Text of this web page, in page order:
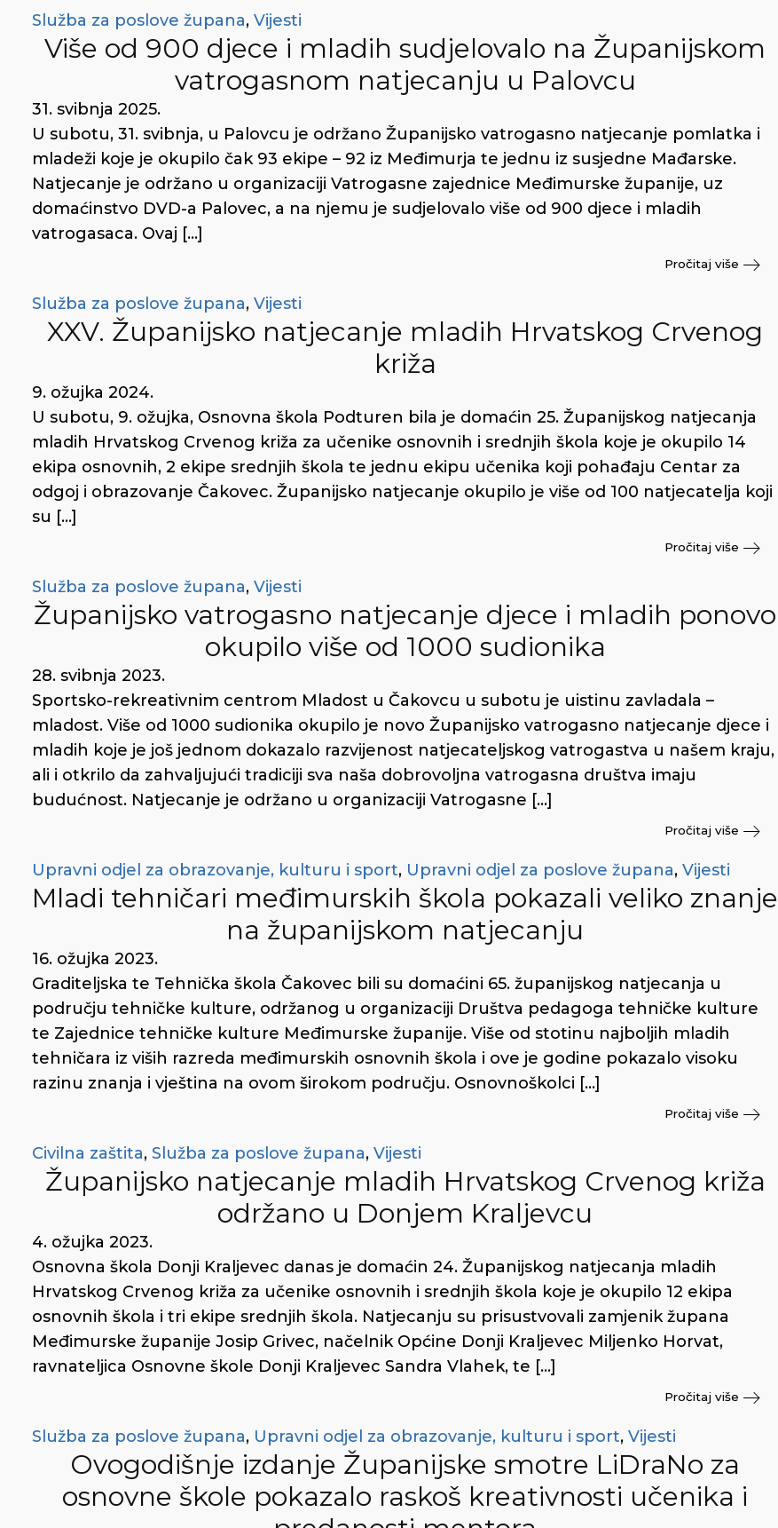
Služba za poslove župana, Vijesti
Više od 900 djece i mladih sudjelovalo na Županijskom
vatrogasnom natjecanju u Palovcu
31. svibnja 2025.
U subotu, 31. svibnja, u Palovcu je održano Županijsko vatrogasno natjecanje pomlatka i
mladeži koje je okupilo čak 93 ekipe – 92 iz Međimurja te jednu iz susjedne Mađarske.
Natjecanje je održano u organizaciji Vatrogasne zajednice Međimurske županije, uz
domaćinstvo DVD-a Palovec, a na njemu je sudjelovalo više od 900 djece i mladih
vatrogasaca. Ovaj […]
Pročitaj više
Služba za poslove župana, Vijesti
XXV. Županijsko natjecanje mladih Hrvatskog Crvenog
križa
9. ožujka 2024.
U subotu, 9. ožujka, Osnovna škola Podturen bila je domaćin 25. Županijskog natjecanja
mladih Hrvatskog Crvenog križa za učenike osnovnih i srednjih škola koje je okupilo 14
ekipa osnovnih, 2 ekipe srednjih škola te jednu ekipu učenika koji pohađaju Centar za
odgoj i obrazovanje Čakovec. Županijsko natjecanje okupilo je više od 100 natjecatelja koji
su […]
Pročitaj više
Služba za poslove župana, Vijesti
Županijsko vatrogasno natjecanje djece i mladih ponovo
okupilo više od 1000 sudionika
28. svibnja 2023.
Sportsko-rekreativnim centrom Mladost u Čakovcu u subotu je uistinu zavladala –
mladost. Više od 1000 sudionika okupilo je novo Županijsko vatrogasno natjecanje djece i
mladih koje je još jednom dokazalo razvijenost natjecateljskog vatrogastva u našem kraju,
ali i otkrilo da zahvaljujući tradiciji sva naša dobrovoljna vatrogasna društva imaju
budućnost. Natjecanje je održano u organizaciji Vatrogasne […]
Pročitaj više
Upravni odjel za obrazovanje, kulturu i sport, Upravni odjel za poslove župana, Vijesti
Mladi tehničari međimurskih škola pokazali veliko znanje
na županijskom natjecanju
16. ožujka 2023.
Graditeljska te Tehnička škola Čakovec bili su domaćini 65. županijskog natjecanja u
području tehničke kulture, održanog u organizaciji Društva pedagoga tehničke kulture
te Zajednice tehničke kulture Međimurske županije. Više od stotinu najboljih mladih
tehničara iz viših razreda međimurskih osnovnih škola i ove je godine pokazalo visoku
razinu znanja i vještina na ovom širokom području. Osnovnoškolci […]
Pročitaj više
Civilna zaštita, Služba za poslove župana, Vijesti
Županijsko natjecanje mladih Hrvatskog Crvenog križa
održano u Donjem Kraljevcu
4. ožujka 2023.
Osnovna škola Donji Kraljevec danas je domaćin 24. Županijskog natjecanja mladih
Hrvatskog Crvenog križa za učenike osnovnih i srednjih škola koje je okupilo 12 ekipa
osnovnih škola i tri ekipe srednjih škola. Natjecanju su prisustvovali zamjenik župana
Međimurske županije Josip Grivec, načelnik Općine Donji Kraljevec Miljenko Horvat,
ravnateljica Osnovne škole Donji Kraljevec Sandra Vlahek, te […]
Pročitaj više
Služba za poslove župana, Upravni odjel za obrazovanje, kulturu i sport, Vijesti
Ovogodišnje izdanje Županijske smotre LiDraNo za
osnovne škole pokazalo raskoš kreativnosti učenika i